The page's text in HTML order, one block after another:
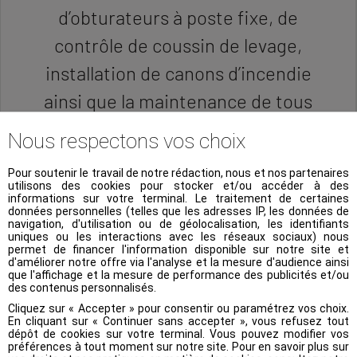
d’obturateurs à poste fixe, de
contrôle de coussin de levage,
installation de canons d’incendie
ainsi que la maintenance de tous
ces produits.
Nous respectons vos choix
Pour soutenir le travail de notre rédaction, nous et nos partenaires
utilisons des cookies pour stocker et/ou accéder à des
informations sur votre terminal. Le traitement de certaines
données personnelles (telles que les adresses IP, les données de
navigation, d'utilisation ou de géolocalisation, les identifiants
uniques ou les interactions avec les réseaux sociaux) nous
permet de financer l'information disponible sur notre site et
d'améliorer notre offre via l'analyse et la mesure d'audience ainsi
que l'affichage et la mesure de performance des publicités et/ou
des contenus personnalisés.
Cliquez sur « Accepter » pour consentir ou paramétrez vos choix.
En cliquant sur « Continuer sans accepter », vous refusez tout
dépôt de cookies sur votre terminal. Vous pouvez modifier vos
préférences à tout moment sur notre site. Pour en savoir plus sur